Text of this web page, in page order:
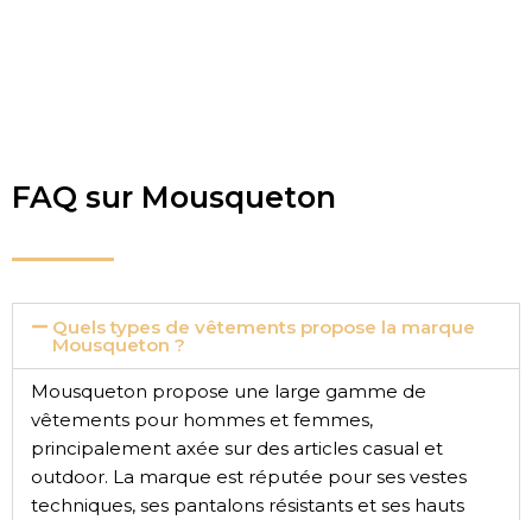
FAQ sur Mousqueton
Quels types de vêtements propose la marque
Mousqueton ?
Mousqueton propose une large gamme de
vêtements pour hommes et femmes,
principalement axée sur des articles casual et
outdoor. La marque est réputée pour ses vestes
techniques, ses pantalons résistants et ses hauts